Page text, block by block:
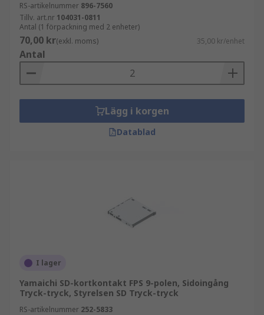
RS-artikelnummer 896-7560
Tillv. art.nr 104031-0811
Antal (1 förpackning med 2 enheter)
70,00 kr(exkl. moms) 35,00 kr/enhet
Antal
Lägg i korgen
Datablad
I lager
Yamaichi SD-kortkontakt FPS 9-polen, Sidoingång
Tryck-tryck, Styrelsen SD Tryck-tryck
RS-artikelnummer 252-5833